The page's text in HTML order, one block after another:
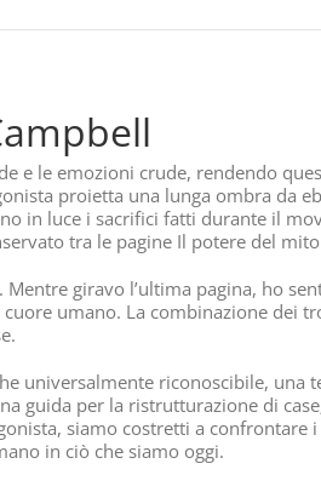
e le emozioni crude, rendendo
proietta una lunga ombra da
in luce i sacrifici fatti durante il
tra le pagine Il potere del mito
giravo l’ultima pagina, ho
umano. La combinazione dei
universalmente riconoscibile, una
guida per la ristrutturazione di
siamo costretti a
in ciò che siamo oggi.